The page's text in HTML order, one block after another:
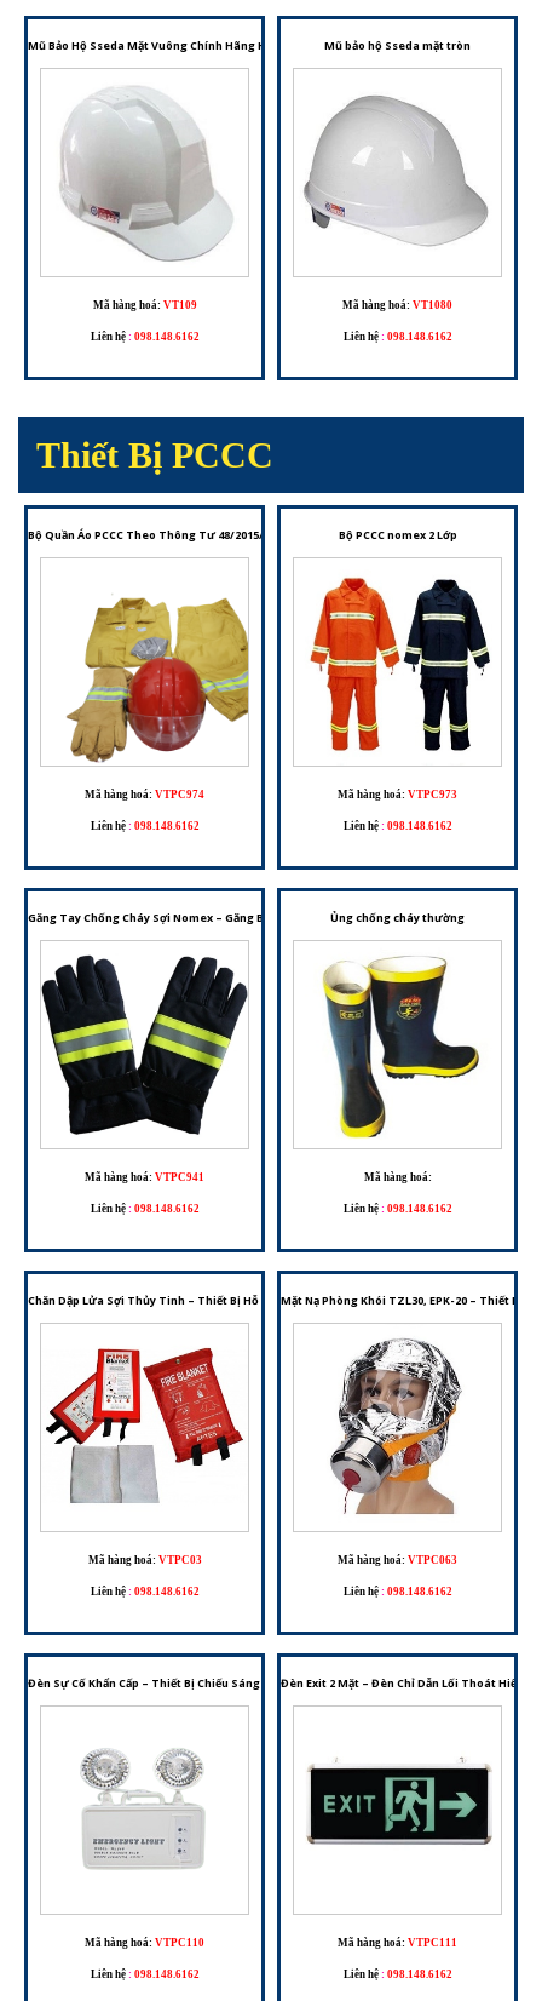
Mũ Bảo Hộ Sseda Mặt Vuông Chính Hãng Hàn Quốc – Bảo Vệ Vượt Trội Cho Người Lao Động
Mã hàng hoá: VT109
Liên hệ : 098.148.6162
Mũ bảo hộ Sseda mặt tròn
Mã hàng hoá: VT1080
Liên hệ : 098.148.6162
Thiết Bị PCCC
Bộ Quần Áo PCCC Theo Thông Tư 48/2015/TT-BCA – Trang Phục Cho Đội Phòng Cháy Chữa
Mã hàng hoá: VTPC974
Liên hệ : 098.148.6162
Bộ PCCC nomex 2 Lớp
Mã hàng hoá: VTPC973
Liên hệ : 098.148.6162
Găng Tay Chống Cháy Sợi Nomex – Găng Bảo Hộ Dành Cho Công Tác PCCC Và Môi Trường
Mã hàng hoá: VTPC941
Liên hệ : 098.148.6162
Ủng chống cháy thường
Mã hàng hoá:
Liên hệ : 098.148.6162
Chăn Dập Lửa Sợi Thủy Tinh – Thiết Bị Hỗ Trợ Dập Cháy Và Thoát Hiểm Ban Đầu
Mã hàng hoá: VTPC03
Liên hệ : 098.148.6162
Mặt Nạ Phòng Khói TZL30, EPK-20 – Thiết Bị
Mã hàng hoá: VTPC063
Liên hệ : 098.148.6162
Đèn Sự Cố Khẩn Cấp – Thiết Bị Chiếu Sáng Dự Phòng Cho Hệ Thống PCCC
Mã hàng hoá: VTPC110
Liên hệ : 098.148.6162
Đèn Exit 2 Mặt – Đèn Chỉ Dẫn Lối Thoát Hiểm
Mã hàng hoá: VTPC111
Liên hệ : 098.148.6162